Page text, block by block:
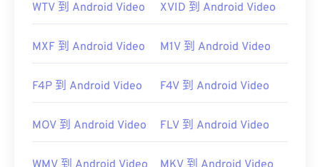
WTV 到 Android Video XVID 到 Android Video
MXF 到 Android Video M1V 到 Android Video
F4P 到 Android Video F4V 到 Android Video
MOV 到 Android Video FLV 到 Android Video